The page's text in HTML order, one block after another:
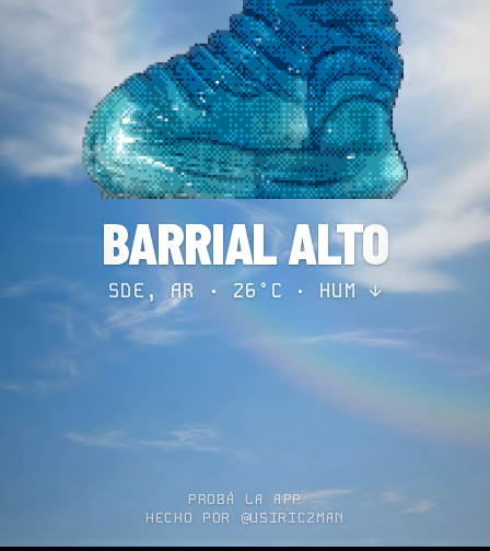
BARRIAL ALTO
SDE, AR · 26°C · HUM ↓
PROBÁ LA APP
HECHO POR @USIRICZMAN